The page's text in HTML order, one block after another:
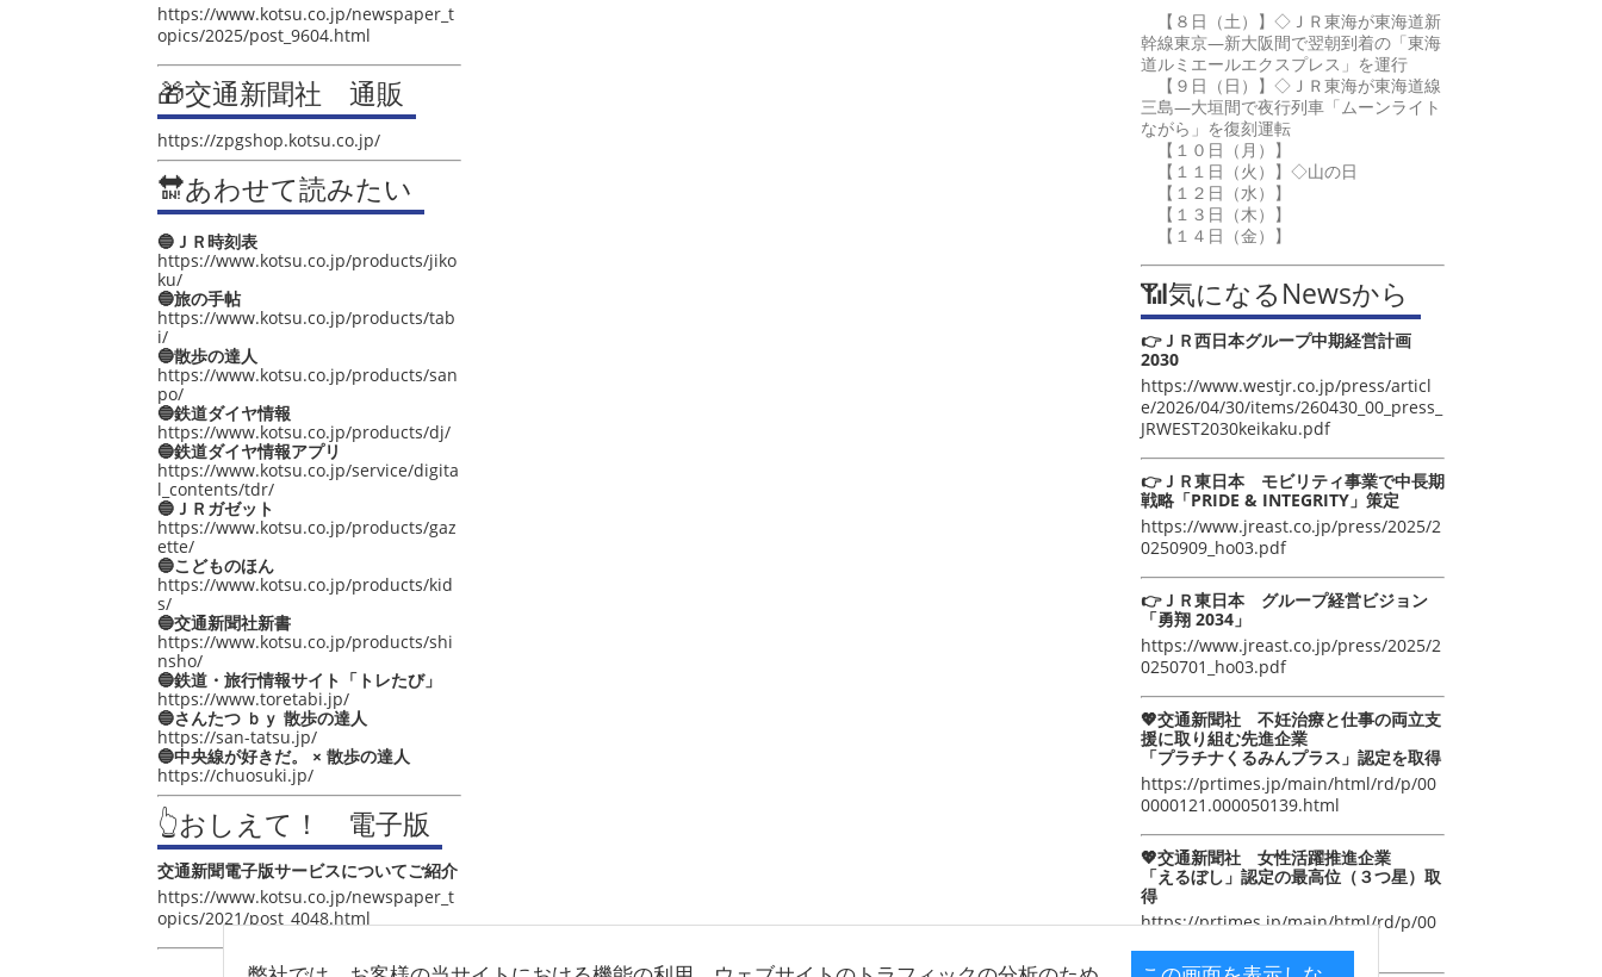
https://www.kotsu.co.jp/newspaper_t
opics/2025/post_9604.html
🎁交通新聞社 通販
https://zpgshop.kotsu.co.jp/
🔛あわせて読みたい
🔵ＪＲ時刻表
https://www.kotsu.co.jp/products/jiko
ku/
🔵旅の手帖
https://www.kotsu.co.jp/products/tab
i/
🔵散歩の達人
https://www.kotsu.co.jp/products/san
po/
🔵鉄道ダイヤ情報
https://www.kotsu.co.jp/products/dj/
🔵鉄道ダイヤ情報アプリ
https://www.kotsu.co.jp/service/digita
l_contents/tdr/
🔵ＪＲガゼット
https://www.kotsu.co.jp/products/gaz
ette/
🔵こどものほん
https://www.kotsu.co.jp/products/kid
s/
🔵交通新聞社新書
https://www.kotsu.co.jp/products/shi
nsho/
🔵鉄道・旅行情報サイト「トレたび」
https://www.toretabi.jp/
🔵さんたつ ｂｙ 散歩の達人
https://san-tatsu.jp/
🔵中央線が好きだ。 × 散歩の達人
https://chuosuki.jp/
👆おしえて！ 電子版
交通新聞電子版サービスについてご紹介
https://www.kotsu.co.jp/newspaper_t
opics/2021/post_4048.html
【８日（土）】◇ＪＲ東海が東海道新
幹線東京―新大阪間で翌朝到着の「東海
道ルミエールエクスプレス」を運行
【９日（日）】◇ＪＲ東海が東海道線
三島―大垣間で夜行列車「ムーンライト
ながら」を復刻運転
【１０日（月）】
【１１日（火）】◇山の日
【１２日（水）】
【１３日（木）】
【１４日（金）】
📶気になるNewsから
👉ＪＲ西日本グループ中期経営計画
2030
https://www.westjr.co.jp/press/articl
e/2026/04/30/items/260430_00_press_
JRWEST2030keikaku.pdf
👉ＪＲ東日本 モビリティ事業で中長期
戦略「PRIDE & INTEGRITY」策定
https://www.jreast.co.jp/press/2025/2
0250909_ho03.pdf
👉ＪＲ東日本 グループ経営ビジョン
「勇翔 2034」
https://www.jreast.co.jp/press/2025/2
0250701_ho03.pdf
💖交通新聞社 不妊治療と仕事の両立支
援に取り組む先進企業
「プラチナくるみんプラス」認定を取得
https://prtimes.jp/main/html/rd/p/00
0000121.000050139.html
💖交通新聞社 女性活躍推進企業
「えるぼし」認定の最高位（３つ星）取
得
https://prtimes.jp/main/html/rd/p/00